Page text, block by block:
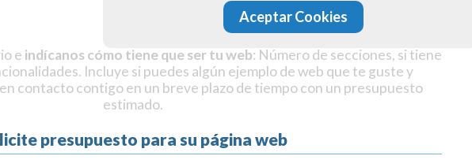
e indícanos cómo tiene que ser tu web: Número de secciones, si tiene
Incluye si puedes algún ejemplo de web que te guste y
contacto contigo en un breve plazo de tiempo con un presupuesto
estimado.
presupuesto para su página web
Aceptar Cookies